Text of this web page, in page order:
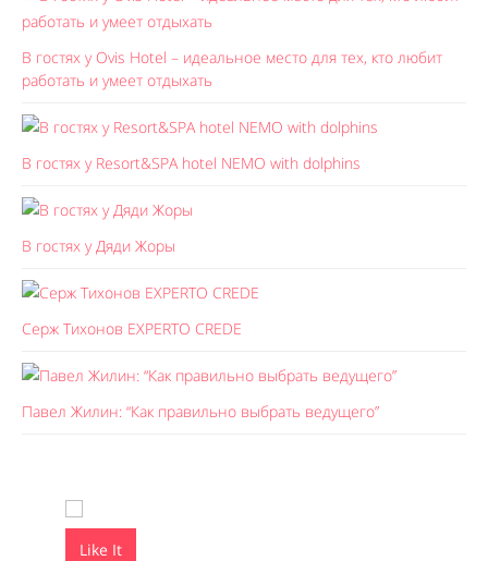
В гостях у Ovis Hotel – идеальное место для тех, кто любит
работать и умеет отдыхать
В гостях у Resort&SPA hotel NEMO with dolphins
В гостях у Дяди Жоры
Серж Тихонов EXPERTO CREDE
Павел Жилин: “Как правильно выбрать ведущего”
Like It